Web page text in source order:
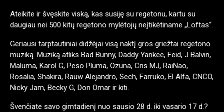
Ateikite ir švęskite viską, kas susiję su regetonu, kartu su
daugiau nei 500 kitų regetono mylėtojų neįtikėtiname „Loftas“.
Geriausi tarptautiniai didžėjai visą naktį gros griežtai regetono
muziką. Muziką atliks Bad Bunny, Daddy Yankee, Feid, J Balvin,
Maluma, Karol G, Peso Pluma, Ozuna, Cris MJ, RaiNao,
Rosalia, Shakira, Rauw Alejandro, Sech, Farruko, El Alfa, CNCO,
Nicky Jam, Becky G, Don Omar ir kiti.
Švenčiate savo gimtadienį nuo sausio 28 d. iki vasario 17 d.?